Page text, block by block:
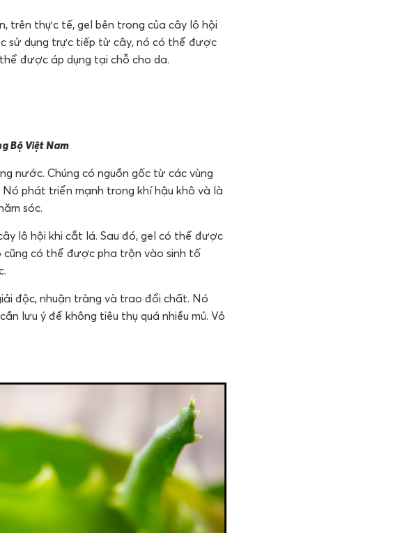
trên thực tế, gel bên trong của cây lô hội
sử dụng trực tiếp từ cây, nó có thể được
được áp dụng tại chỗ cho da.
Bộ Việt Nam
nước. Chúng có nguồn gốc từ các vùng
phát triển mạnh trong khí hậu khô và là
sóc.
lô hội khi cắt lá. Sau đó, gel có thể được
có thể được pha trộn vào sinh tố
độc, nhuận tràng và trao đổi chất. Nó
lưu ý để không tiêu thụ quá nhiều mủ. Vỏ